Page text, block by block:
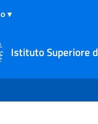
Istituto Superiore